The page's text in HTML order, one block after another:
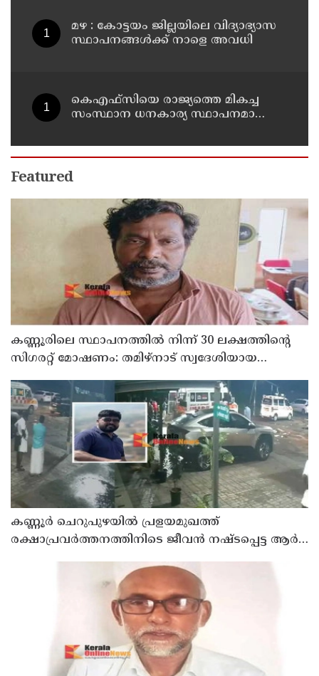
മഴ : കോട്ടയം ജില്ലയിലെ വിദ്യാഭ്യാസ
സ്ഥാപനങ്ങൾക്ക് നാളെ അവധി
കെഎഫ്‌സിയെ രാജ്യത്തെ മികച്ച
സംസ്ഥാന ധനകാര്യ സ്ഥാപനമാക്കും:
Featured
കണ്ണൂരിലെ സ്ഥാപനത്തിൽ നിന്ന് 30 ലക്ഷത്തിന്റെ
സിഗരറ്റ് മോഷണം: തമിഴ്‌നാട് സ്വദേശിയായ
കണ്ണൂർ ചെറുപുഴയിൽ പ്രളയമുഖത്ത്
രക്ഷാപ്രവർത്തനത്തിനിടെ ജീവൻ നഷ്ടപ്പെട്ട ആർ.
കാണിച്ചതായി ആരോപണം